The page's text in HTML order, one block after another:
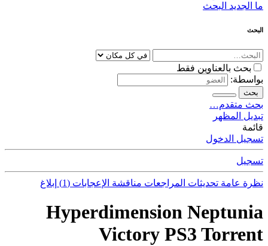
ما الجديد البحث
البحث
بحث بالعناوين فقط
بواسطة:
بحث
بحث متقدم…
تبديل المظهر
قائمة
تسجيل الدخول
تسجيل
نظرة عامة تحديثات المراجعات مناقشة الإعجابات (1) إبلاغ
Hyperdimension Neptunia
Victory PS3 Torrent